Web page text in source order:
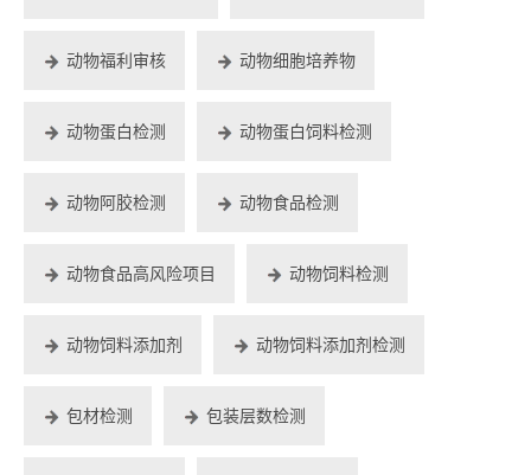
动物福利审核 动物细胞培养物
动物蛋白检测 动物蛋白饲料检测
动物阿胶检测 动物食品检测
动物食品高风险项目 动物饲料检测
动物饲料添加剂 动物饲料添加剂检测
包材检测 包装层数检测